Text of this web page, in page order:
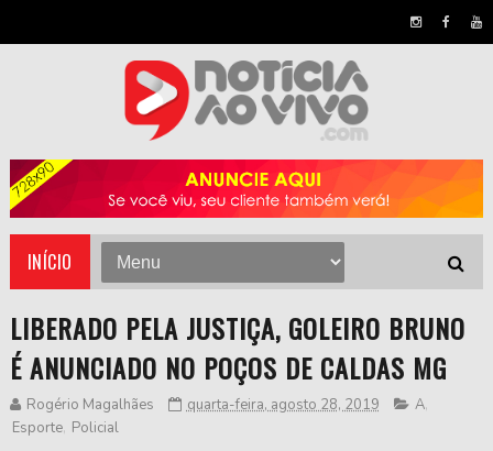
INÍCIO
LIBERADO PELA JUSTIÇA, GOLEIRO BRUNO
É ANUNCIADO NO POÇOS DE CALDAS MG
Rogério Magalhães quarta-feira, agosto 28, 2019 A,
Esporte, Policial